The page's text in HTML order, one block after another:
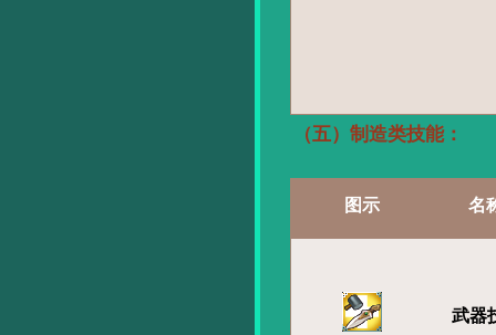
（五）制造类技能：
图示 名
武器